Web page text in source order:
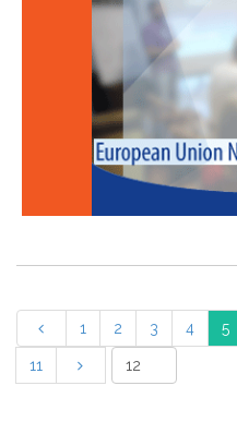
1 2 3 4 5
11